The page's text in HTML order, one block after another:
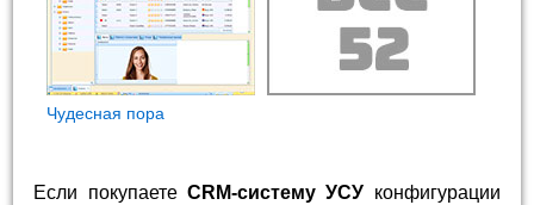
Чудесная пора
Если покупаете CRM-систему УСУ конфигурации